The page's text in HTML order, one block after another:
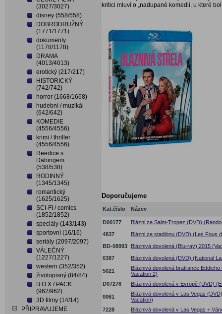
(3027/3027)
disney (558/558)
DOBRODRUŽNÝ
(1771/1771)
dokumenty
(1178/1178)
DRAMA
(4013/4013)
erotický (217/217)
HISTORICKÝ
(742/742)
horror (1668/1668)
hudební / muzikál
(642/642)
KOMEDIE
(4556/4556)
krimi / thriller
(4556/4556)
Reedice s
Dabingem
(538/538)
RODINNÝ
(1345/1345)
romantický
(1625/1625)
SCI-FI / comics
(1852/1852)
speciály (143/143)
sportovní (16/16)
seriály (2097/2097)
VÁLEČNÝ
(1227/1227)
western (352/352)
životopisný (84/84)
B O X / PACK
(962/962)
3D filmy (14/14)
PŘIPRAVUJEME
kritici mluví o „nadupané komedii, u které
Doporučujeme
Kat.číslo Název
D00177
Blázni ze Saint-Tropez (DVD)
4837
Blázni ze stadiónu (DVD) (Les Fous
BD-08993
Bláznivá dovolená (Blu-ray) 2015
0387
Bláznivá dovolená (DVD) (National
5021
Bláznivá dovolená bratrance
Vacation 2)
D07276
Bláznivá dovolená v Evropě (DVD)
0061
Bláznivá dovolená v Las Vegas
Vacation)
7228
Bláznivá dovolená v Las Vegas +